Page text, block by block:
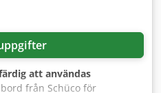
att användas
från Schüco för